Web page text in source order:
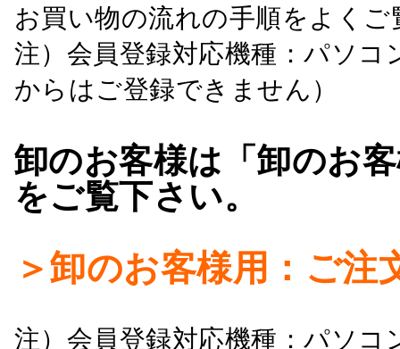
お買い物の流れの手順をよくご
注）会員登録対応機種：パソ
からはご登録できません）
卸のお客様は「卸のお
をご覧下さい。
＞卸のお客様用：ご注
注）会員登録対応機種：パソ